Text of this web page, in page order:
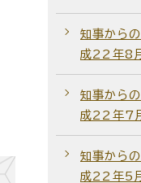
知事から
成22年8
知事から
成22年7
知事から
成22年5